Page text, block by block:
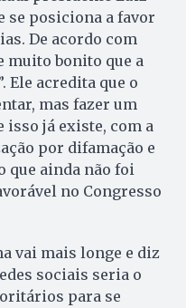
se posiciona a favor
De acordo com
muito bonito que a
Ele acredita que o
mas fazer um
isso já existe, com a
por difamação e
que ainda não foi
no Congresso
vai mais longe e diz
sociais seria o
para se